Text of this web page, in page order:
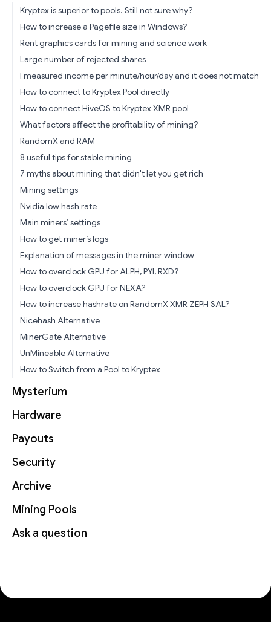
Kryptex is superior to pools. Still not sure why?
How to increase a Pagefile size in Windows?
Rent graphics cards for mining and science work
Large number of rejected shares
I measured income per minute/hour/day and it does not match
How to connect to Kryptex Pool directly
How to connect HiveOS to Kryptex XMR pool
What factors affect the profitability of mining?
RandomX and RAM
8 useful tips for stable mining
7 myths about mining that didn't let you get rich
Mining settings
Nvidia low hash rate
Main miners’ settings
How to get miner’s logs
Explanation of messages in the miner window
How to overclock GPU for ALPH, PYI, RXD?
How to overclock GPU for NEXA?
How to increase hashrate on RandomX XMR ZEPH SAL?
Nicehash Alternative
MinerGate Alternative
UnMineable Alternative
How to Switch from a Pool to Kryptex
Mysterium
Hardware
Payouts
Security
Archive
Mining Pools
Ask a question